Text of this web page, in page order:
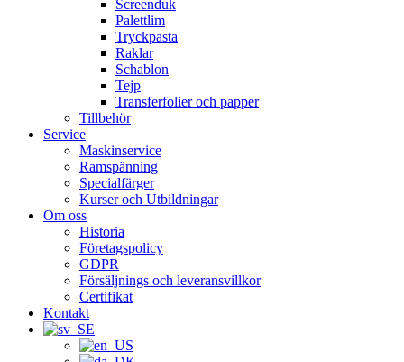
Screenduk
Palettlim
Tryckpasta
Raklar
Schablon
Tejp
Transferfolier och papper
Tillbehör
Service
Maskinservice
Ramspänning
Specialfärger
Kurser och Utbildningar
Om oss
Historia
Företagspolicy
GDPR
Försäljnings och leveransvillkor
Certifikat
Kontakt